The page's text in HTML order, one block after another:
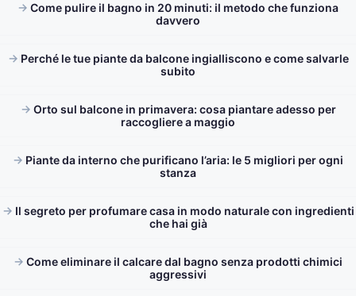
Come pulire il bagno in 20 minuti: il metodo che funziona
davvero
Perché le tue piante da balcone ingialliscono e come salvarle
subito
Orto sul balcone in primavera: cosa piantare adesso per
raccogliere a maggio
Piante da interno che purificano l’aria: le 5 migliori per ogni
stanza
Il segreto per profumare casa in modo naturale con ingredienti
che hai già
Come eliminare il calcare dal bagno senza prodotti chimici
aggressivi